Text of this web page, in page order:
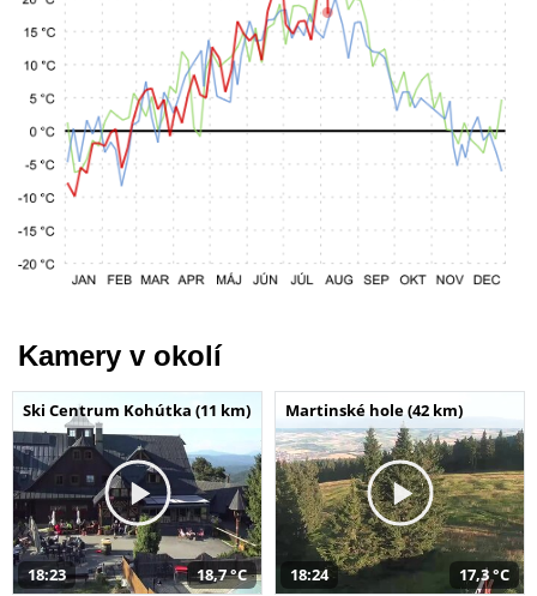
Kamery v okolí
Ski Centrum Kohútka (11 km)
18:23 18,7 °C
Martinské hole (42 km)
18:24 17,3 °C